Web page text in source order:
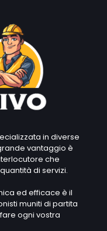
in diverse
vantaggio è
che
di servizi.
ed efficace è il
muniti di partita
ogni vostra